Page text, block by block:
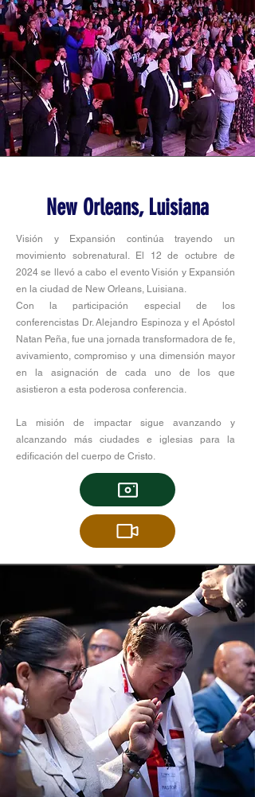
New Orleans, Luisiana
Visión y Expansión continúa trayendo un
movimiento sobrenatural. El 12 de octubre de
2024 se llevó a cabo el evento Visión y Expansión
en la ciudad de New Orleans, Luisiana.
Con la participación especial de los
conferencistas Dr. Alejandro Espinoza y el Apóstol
Natan Peña, fue una jornada transformadora de fe,
avivamiento, compromiso y una dimensión mayor
en la asignación de cada uno de los que
asistieron a esta poderosa conferencia.
La misión de impactar sigue avanzando y
alcanzando más ciudades e iglesias para la
edificación del cuerpo de Cristo.